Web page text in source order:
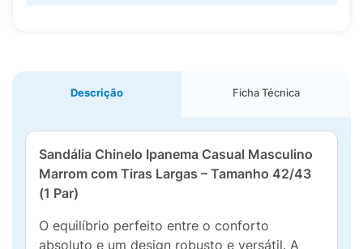
Descrição Ficha Técnica
Sandália Chinelo Ipanema Casual Masculino
Marrom com Tiras Largas – Tamanho 42/43
(1 Par)
O equilíbrio perfeito entre o conforto
absoluto e um design robusto e versátil. A